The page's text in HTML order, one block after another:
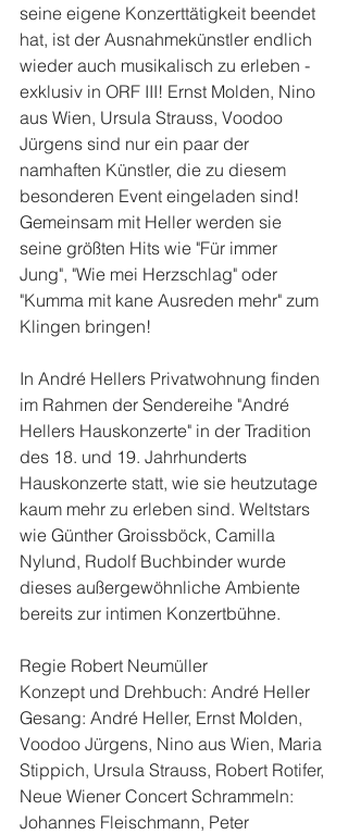
seine eigene Konzerttätigkeit beendet
hat, ist der Ausnahmekünstler endlich
wieder auch musikalisch zu erleben -
exklusiv in ORF III! Ernst Molden, Nino
aus Wien, Ursula Strauss, Voodoo
Jürgens sind nur ein paar der
namhaften Künstler, die zu diesem
besonderen Event eingeladen sind!
Gemeinsam mit Heller werden sie
seine größten Hits wie "Für immer
Jung", "Wie mei Herzschlag" oder
"Kumma mit kane Ausreden mehr" zum
Klingen bringen!
In André Hellers Privatwohnung finden
im Rahmen der Sendereihe "André
Hellers Hauskonzerte" in der Tradition
des 18. und 19. Jahrhunderts
Hauskonzerte statt, wie sie heutzutage
kaum mehr zu erleben sind. Weltstars
wie Günther Groissböck, Camilla
Nylund, Rudolf Buchbinder wurde
dieses außergewöhnliche Ambiente
bereits zur intimen Konzertbühne.
Regie Robert Neumüller
Konzept und Drehbuch: André Heller
Gesang: André Heller, Ernst Molden,
Voodoo Jürgens, Nino aus Wien, Maria
Stippich, Ursula Strauss, Robert Rotifer,
Neue Wiener Concert Schrammeln:
Johannes Fleischmann, Peter